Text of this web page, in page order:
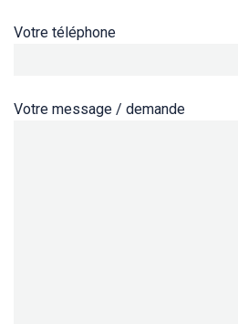
Votre téléphone
Votre message / demande